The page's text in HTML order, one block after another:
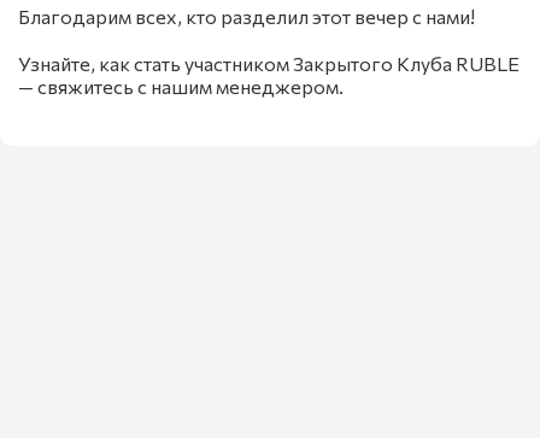
Благодарим всех, кто разделил этот вечер с нами!
Узнайте, как стать участником Закрытого Клуба RUBLE
— свяжитесь с нашим менеджером.